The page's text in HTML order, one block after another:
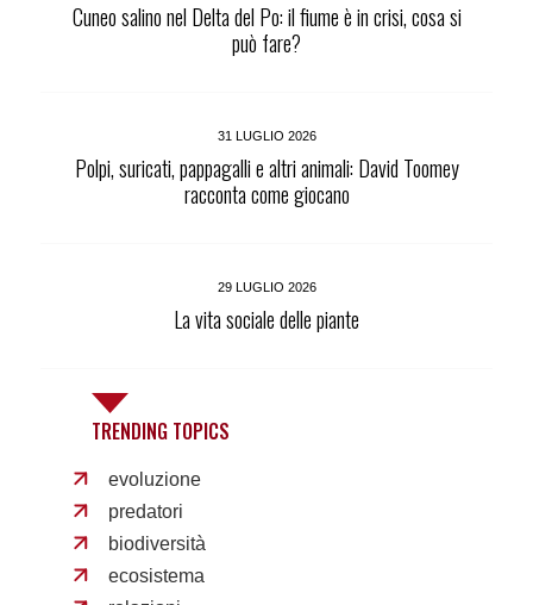
Cuneo salino nel Delta del Po: il fiume è in crisi, cosa si
può fare?
31 LUGLIO 2026
Polpi, suricati, pappagalli e altri animali: David Toomey
racconta come giocano
29 LUGLIO 2026
La vita sociale delle piante
TRENDING TOPICS
evoluzione
predatori
biodiversità
ecosistema